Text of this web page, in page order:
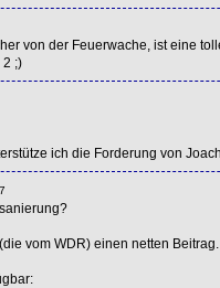
von der Feuerwache, ist eine
;)
ich die Forderung von
vom WDR) einen netten Beitrag.